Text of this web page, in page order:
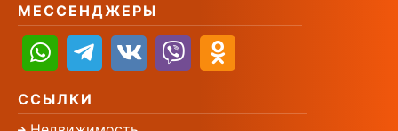
МЕССЕНДЖЕРЫ
ССЫЛКИ